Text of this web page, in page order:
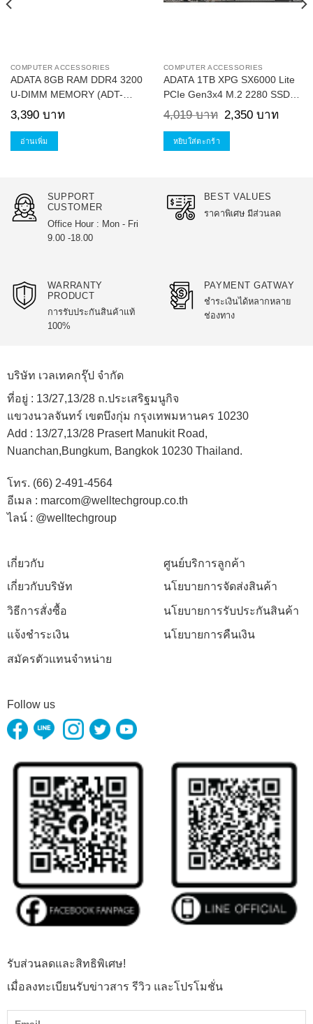
COMPUTER ACCESSORIES
ADATA 8GB RAM DDR4 3200
U-DIMM MEMORY (ADT-
AD4U320038G22RGN)
3,390 บาท
อ่านเพิ่ม
COMPUTER ACCESSORIES
ADATA 1TB XPG SX6000 Lite
PCIe Gen3x4 M.2 2280 SSD
(ASX6000LNP-1TT-C)
4,019บาท
Original
price
was:
2,350 บาทCurrent
price
หยิบใส่ตะกร้า
SUPPORT
CUSTOMER
Office Hour : Mon - Fri
9.00 -18.00
BEST VALUES
ราคาพิเศษ มีส่วนลด
WARRANTY
PRODUCT
การรับประกันสินค้าแท้
100%
PAYMENT GATWAY
ชำระเงินได้หลากหลาย
ช่องทาง
บริษัท เวลเทคกรุ๊ป จำกัด
ที่อยู่ : 13/27,13/28 ถ.ประเสริฐมนูกิจ
แขวงนวลจันทร์ เขตบึงกุ่ม กรุงเทพมหานคร 10230
Add : 13/27,13/28 Prasert Manukit Road,
Nuanchan,Bungkum, Bangkok 10230 Thailand.
โทร. (66) 2-491-4564
อีเมล : marcom@welltechgroup.co.th
ไลน์ : @welltechgroup
เกี่ยวกับ
เกี่ยวกับบริษัท
วิธีการสั่งซื้อ
แจ้งชำระเงิน
สมัครตัวแทนจำหน่าย
ศูนย์บริการลูกค้า
นโยบายการจัดส่งสินค้า
นโยบายการรับประกันสินค้า
นโยบายการคืนเงิน
Follow us
รับส่วนลดและสิทธิพิเศษ!
เมื่อลงทะเบียนรับข่าวสาร รีวิว และโปรโมชั่น